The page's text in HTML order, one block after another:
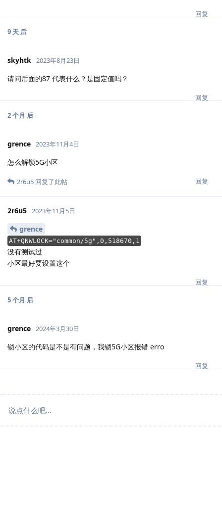
回复
9 天 后
skyhtk 2023年8月23日
请问后面的87 代表什么？是固定值吗？
回复
2 个月 后
grence 2023年11月4日
怎么解锁5G小区
回复
2r6u5 回复了此帖
2r6u5 2023年11月5日
grence
AT+QNWLOCK="common/5g",0,518670,1
没有测试过
小区最好要设置这个
回复
5 个月 后
grence 2024年3月30日
锁小区的代码是不是有问题，我锁5G小区报错 erro
回复
说点什么吧...